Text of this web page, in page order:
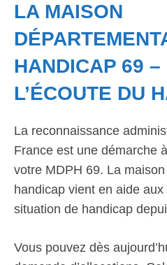
LA MAISON
HANDICAP 69 –
L’ÉCOUTE DU
La reconnaissance
France est une démarche
votre MDPH 69. La
handicap vient en aide
situation de handicap
Vous pouvez dès